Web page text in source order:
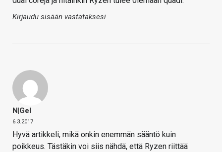
Kirjaudu sisään vastataksesi
N|Gel
6.3.2017
Hyvä artikkeli, mikä onkin enemmän sääntö kuin
poikkeus. Tästäkin voi siis nähdä, että Ryzen riittää